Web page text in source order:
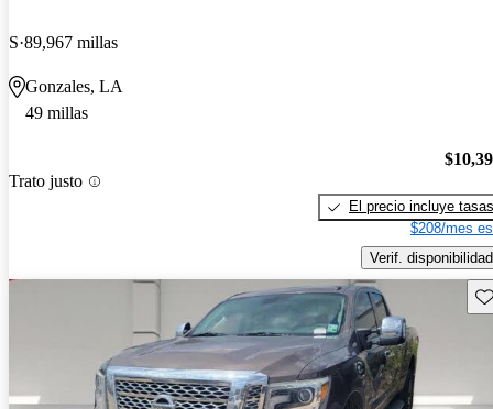
S 89,967 millas
Gonzales, LA
49 millas
Trato justo
El precio incluye tasas
$208/mes
Verif. disponibilidad